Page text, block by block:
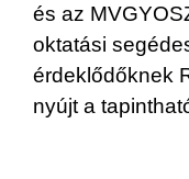
és az
oktatási
érdeklődőknek
nyújt a